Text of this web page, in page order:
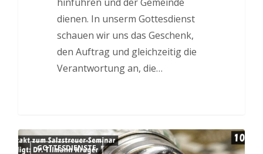
dienen. In unserm Gottesdienst
schauen wir uns das Geschenk,
den Auftrag und gleichzeitig die
Verantwortung an, die…
GOTTESDIENSTE